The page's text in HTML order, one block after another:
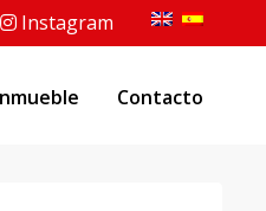
Instagram
Contacto